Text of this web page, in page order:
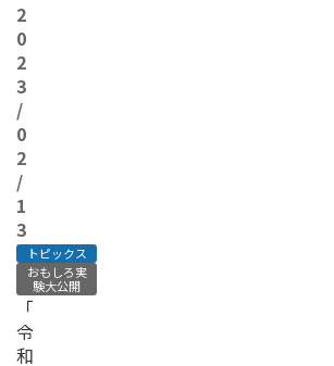
2
0
2
3
/
0
2
/
1
3
トピックス
おもしろ実
験大公開
「
令
和